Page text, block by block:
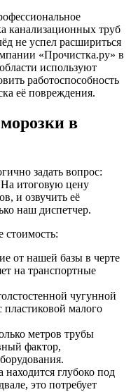
канализационных труб
не успел расшириться
«Прочистка.ру» в
используют
работоспособность
её повреждения.
в
задать вопрос:
На итоговую цену
и озвучить её
наш диспетчер.
от нашей базы в черте
на транспортные
чугунной
пластиковой малого
метров трубы
фактор,
глубоко под
это потребует